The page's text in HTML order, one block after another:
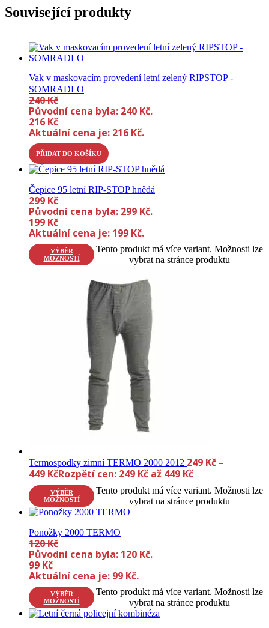
Související produkty
Vak v maskovacím provedení letní zelený RIPSTOP -
SOMRADLO
240Kč
Původní cena byla: 240 Kč.
216 Kč
Aktuální cena je: 216 Kč.
PŘIDAT DO KOŠÍKU
Čepice 95 letní RIP-STOP hnědá
299Kč
Původní cena byla: 299 Kč.
199 Kč
Aktuální cena je: 199 Kč.
VÝBĚR
MOŽNOSTÍ
Tento produkt má více variant. Možnosti lze
vybrat na stránce produktu
Termospodky zimní TERMO 2000 2012 249 Kč –
449 KčRozpětí cen: 249 Kč až 449 Kč
VÝBĚR
MOŽNOSTÍ
Tento produkt má více variant. Možnosti lze
vybrat na stránce produktu
Ponožky 2000 TERMO
120Kč
Původní cena byla: 120 Kč.
99 Kč
Aktuální cena je: 99 Kč.
VÝBĚR
MOŽNOSTÍ
Tento produkt má více variant. Možnosti lze
vybrat na stránce produktu